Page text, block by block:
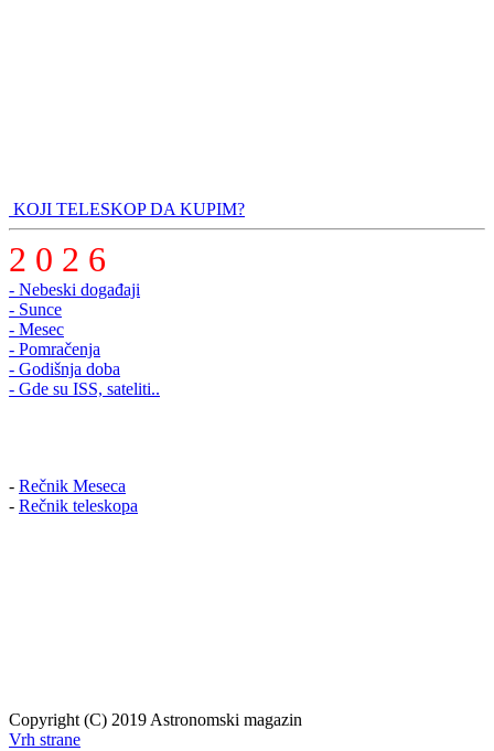
KOJI TELESKOP DA KUPIM?
2 0 2 6
- Nebeski događaji
- Sunce
- Mesec
- Pomračenja
- Godišnja doba
- Gde su ISS, sateliti..
- Rečnik Meseca
- Rečnik teleskopa
Copyright (C) 2019 Astronomski magazin
Vrh strane